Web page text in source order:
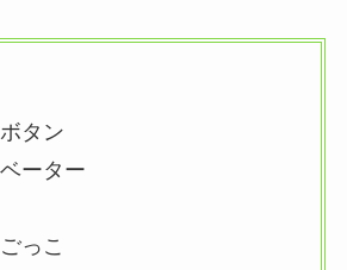
タン
ーター
っこ